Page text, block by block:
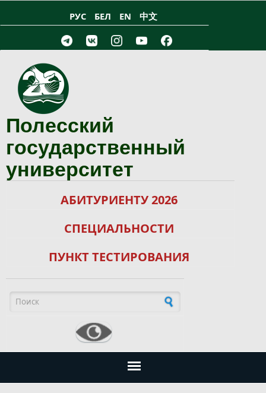
РУС БЕЛ EN 中文
Полесский
государственный
университет
АБИТУРИЕНТУ 2026
СПЕЦИАЛЬНОСТИ
ПУНКТ ТЕСТИРОВАНИЯ